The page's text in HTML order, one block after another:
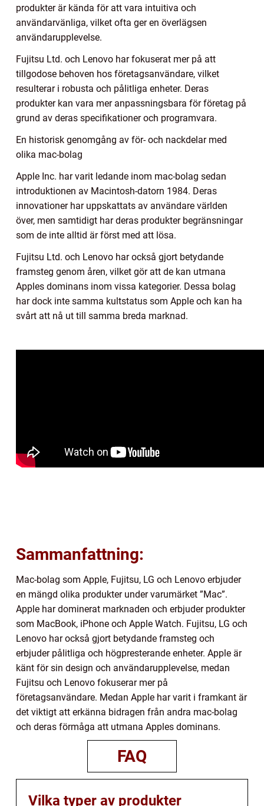
produkter är kända för att vara intuitiva och
användarvänliga, vilket ofta ger en överlägsen
användarupplevelse.
Fujitsu Ltd. och Lenovo har fokuserat mer på att
tillgodose behoven hos företagsanvändare, vilket
resulterar i robusta och pålitliga enheter. Deras
produkter kan vara mer anpassningsbara för företag på
grund av deras specifikationer och programvara.
En historisk genomgång av för- och nackdelar med
olika mac-bolag
Apple Inc. har varit ledande inom mac-bolag sedan
introduktionen av Macintosh-datorn 1984. Deras
innovationer har uppskattats av användare världen
över, men samtidigt har deras produkter begränsningar
som de inte alltid är först med att lösa.
Fujitsu Ltd. och Lenovo har också gjort betydande
framsteg genom åren, vilket gör att de kan utmana
Apples dominans inom vissa kategorier. Dessa bolag
har dock inte samma kultstatus som Apple och kan ha
svårt att nå ut till samma breda marknad.
Sammanfattning:
Mac-bolag som Apple, Fujitsu, LG och Lenovo erbjuder
en mängd olika produkter under varumärket ”Mac”.
Apple har dominerat marknaden och erbjuder produkter
som MacBook, iPhone och Apple Watch. Fujitsu, LG och
Lenovo har också gjort betydande framsteg och
erbjuder pålitliga och högpresterande enheter. Apple är
känt för sin design och användarupplevelse, medan
Fujitsu och Lenovo fokuserar mer på
företagsanvändare. Medan Apple har varit i framkant är
det viktigt att erkänna bidragen från andra mac-bolag
och deras förmåga att utmana Apples dominans.
FAQ
Vilka typer av produkter